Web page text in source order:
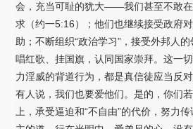
会，充当可耻的犹大——我们甚至不敢
求（约一5:16）；他们也继续接受政府
助；不断组织“政治学习”，接受外邦人
唱红歌、挂国旗，认同国家崇拜。这一
力淫威的背道行为，都是真信徒应当反
有人说，我们也要爱他们。是的，你们
上，承受逼迫和“不自由”的代价，努力